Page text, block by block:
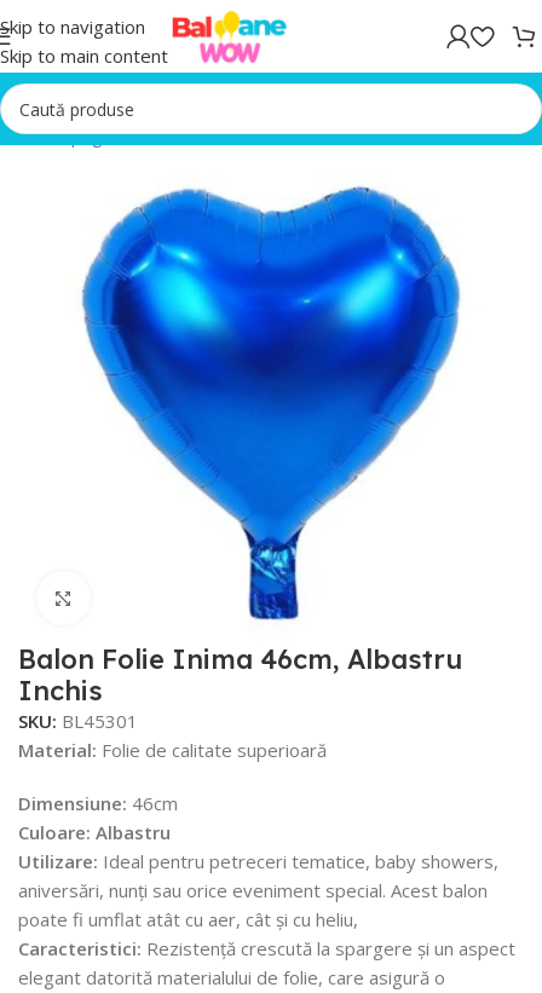
Skip to navigation
Skip to main content
Prima pagină/Baloane Aniversare
Faceți click pentru a mări
Balon Folie Inima 46cm, Albastru
Inchis
SKU: BL45301
Material: Folie de calitate superioară
Dimensiune: 46cm
Culoare: Albastru
Utilizare: Ideal pentru petreceri tematice, baby showers,
aniversări, nunți sau orice eveniment special. Acest balon
poate fi umflat atât cu aer, cât și cu heliu,
Caracteristici: Rezistență crescută la spargere și un aspect
elegant datorită materialului de folie, care asigură o